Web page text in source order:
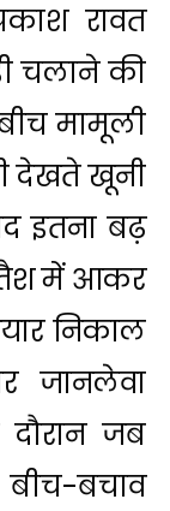
रावत
चलाने की
मामूली
देखते खूनी
इतना बढ़
तैश में आकर
निकाल
जानलेवा
जब
बचाव